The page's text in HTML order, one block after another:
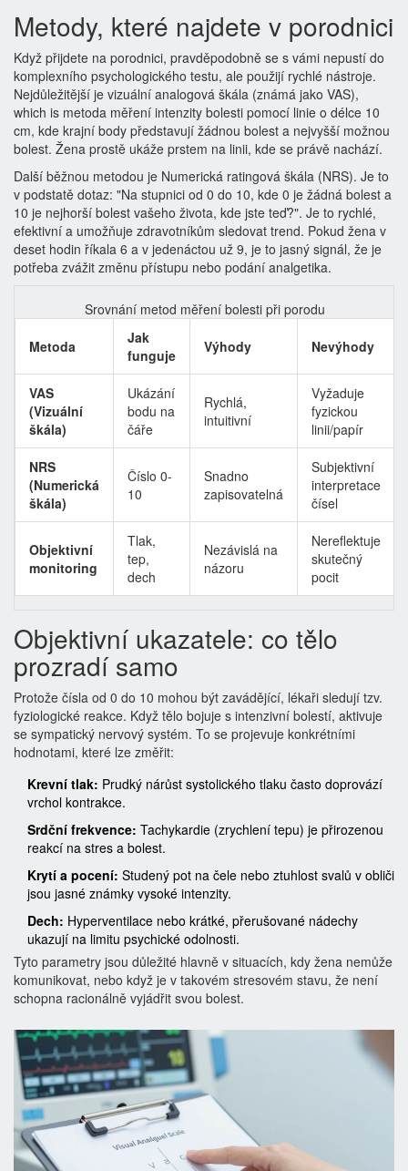
Metody, které najdete v porodnici
Když přijdete na porodnici, pravděpodobně se s vámi nepustí do
komplexního psychologického testu, ale použijí rychlé nástroje.
Nejdůležitější je vizuální analogová škála (známá jako VAS),
which is metoda měření intenzity bolesti pomocí linie o délce 10
cm, kde krajní body představují žádnou bolest a nejvyšší možnou
bolest. Žena prostě ukáže prstem na linii, kde se právě nachází.
Další běžnou metodou je Numerická ratingová škála (NRS). Je to
v podstatě dotaz: "Na stupnici od 0 do 10, kde 0 je žádná bolest a
10 je nejhorší bolest vašeho života, kde jste teď?". Je to rychlé,
efektivní a umožňuje zdravotníkům sledovat trend. Pokud žena v
deset hodin říkala 6 a v jedenáctou už 9, je to jasný signál, že je
potřeba zvážit změnu přístupu nebo podání analgetika.
Srovnání metod měření bolesti při porodu
Metoda
Jak
funguje
Výhody Nevýhody
VAS
(Vizuální
škála)
Ukázání
bodu na
čáře
Rychlá,
intuitivní
Vyžaduje
fyzickou
linii/papír
NRS
(Numerická
škála)
Číslo 0-
10
Snadno
zapisovatelná
Subjektivní
interpretace
čísel
Objektivní
monitoring
Tlak,
tep,
dech
Nezávislá na
názoru
Nereflektuje
skutečný
pocit
Objektivní ukazatele: co tělo
prozradí samo
Protože čísla od 0 do 10 mohou být zavádějící, lékaři sledují tzv.
fyziologické reakce. Když tělo bojuje s intenzivní bolestí, aktivuje
se sympatický nervový systém. To se projevuje konkrétními
hodnotami, které lze změřit:
Krevní tlak: Prudký nárůst systolického tlaku často doprovází
vrchol kontrakce.
Srdční frekvence: Tachykardie (zrychlení tepu) je přirozenou
reakcí na stres a bolest.
Krytí a pocení: Studený pot na čele nebo ztuhlost svalů v obliči
jsou jasné známky vysoké intenzity.
Dech: Hyperventilace nebo krátké, přerušované nádechy
ukazují na limitu psychické odolnosti.
Tyto parametry jsou důležité hlavně v situacích, kdy žena nemůže
komunikovat, nebo když je v takovém stresovém stavu, že není
schopna racionálně vyjádřit svou bolest.